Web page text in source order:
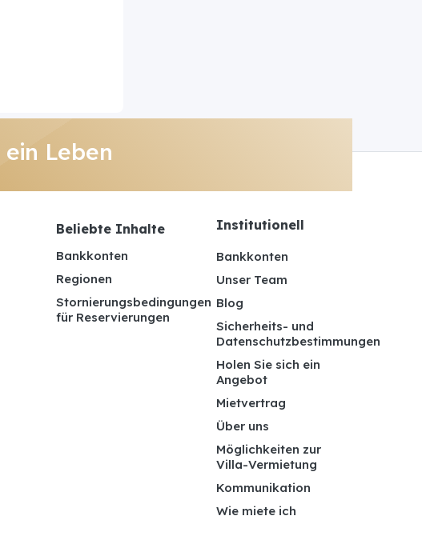
ein Leben
Beliebte Inhalte
Bankkonten
Regionen
Stornierungsbedingungen
für Reservierungen
Institutionell
Bankkonten
Unser Team
Blog
Sicherheits- und
Datenschutzbestimmungen
Holen Sie sich ein
Angebot
Mietvertrag
Über uns
Möglichkeiten zur
Villa-Vermietung
Kommunikation
Wie miete ich